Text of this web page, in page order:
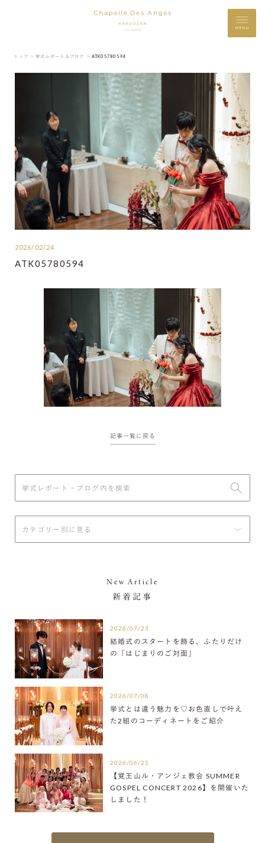
MENU
トップ ＞ 挙式レポート＆ブログ ＞ ATK05780594
2026/02/24
ATK05780594
記事一覧に戻る
New Article
新着記事
2026/07/23
結婚式のスタートを飾る、ふたりだけ
の「はじまりのご対面」
2026/07/08
挙式とは違う魅力を♡お色直しで叶え
た2組のコーディネートをご紹介
2026/06/25
【覚王山ル・アンジェ教会 SUMMER
GOSPEL CONCERT 2026】を開催いた
しました！